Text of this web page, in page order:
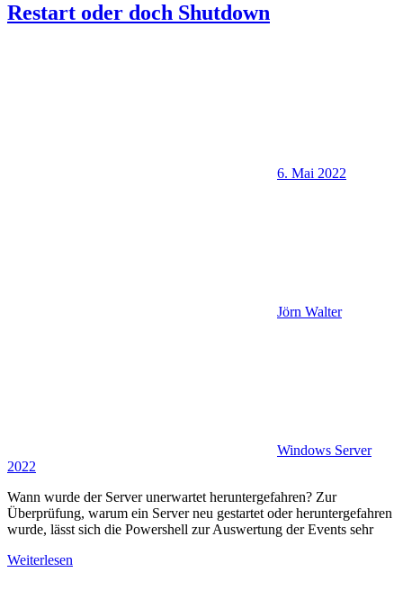
Restart oder doch Shutdown
6. Mai 2022
Jörn Walter
Windows Server
2022
Wann wurde der Server unerwartet heruntergefahren? Zur
Überprüfung, warum ein Server neu gestartet oder heruntergefahren
wurde, lässt sich die Powershell zur Auswertung der Events sehr
Weiterlesen